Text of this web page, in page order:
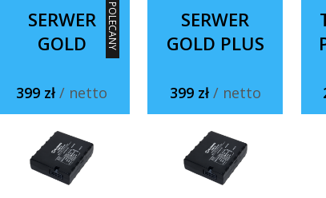
POLECANY
SERWER
GOLD
399 zł/ netto
SERWER
GOLD PLUS
399 zł / netto